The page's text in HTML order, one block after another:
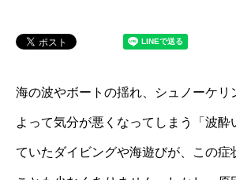
海の波やボートの揺れ、シュノーケリ
よって気分が悪くなってしまう「波酔
ていたダイビングや海遊びが、この症